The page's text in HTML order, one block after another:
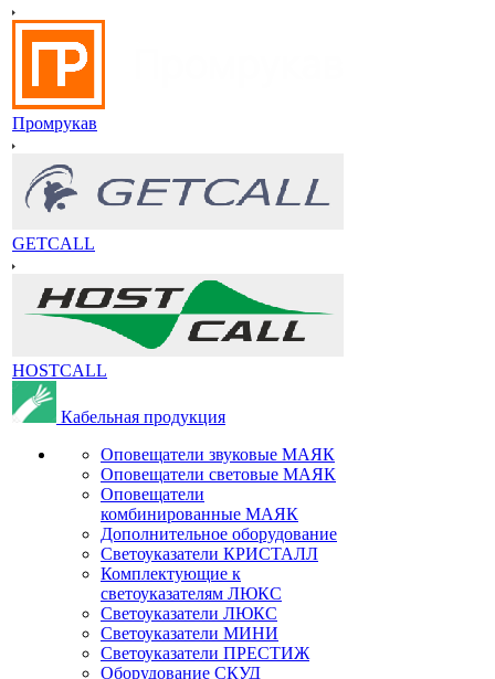
Промрукав
GETCALL
HOSTCALL
Кабельная продукция
Оповещатели звуковые МАЯК
Оповещатели световые МАЯК
Оповещатели
комбинированные МАЯК
Дополнительное оборудование
Светоуказатели КРИСТАЛЛ
Комплектующие к
светоуказателям ЛЮКС
Светоуказатели ЛЮКС
Светоуказатели МИНИ
Светоуказатели ПРЕСТИЖ
Оборудование СКУД